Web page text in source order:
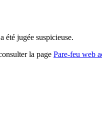
été jugée suspicieuse.
la page Pare-feu web